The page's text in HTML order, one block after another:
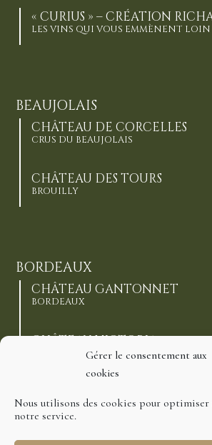
Gérer le consentement aux
cookies
Nous utilisons des cookies pour
notre service.
« CURIUS » – CRÉATION
LES VINS QUI VOUS EMMÈNENT LOIN
BEAUJOLAIS
CHÂTEAU DE CORCELLES
CRUS DU BEAUJOLAIS
CHÂTEAU DES TOURS
BROUILLY
BORDEAUX
CHÂTEAU GANTONNET
BORDEAUX
CHÂTEAU VICTORIA
HAUT-MÉDOC CRUS BOURGEOIS
CÔTES-DE-BOURG